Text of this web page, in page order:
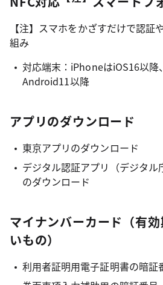
【注】スマホをかざすだけで認証
組み
対応端末：iPhoneはiOS16以
Android11以降
アプリのダウンロード
東京アプリのダウンロード
デジタル認証アプリ（デジタル
のダウンロード
マイナンバーカード（有
いもの）
利用者証明用電子証明書の暗証